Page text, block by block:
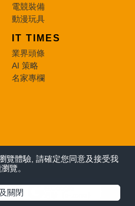
電競裝備
動漫玩具
IT TIMES
業界頭條
AI 策略
名家專欄
覽體驗, 請確定您同意及接受我
覽。
關閉